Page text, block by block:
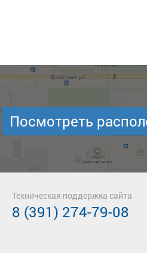
Посмотреть
Техническая поддержка сайта
8 (391) 274-79-08